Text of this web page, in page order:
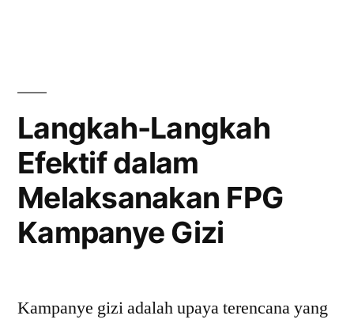
Langkah-Langkah
Efektif dalam
Melaksanakan FPG
Kampanye Gizi
Kampanye gizi adalah upaya terencana yang